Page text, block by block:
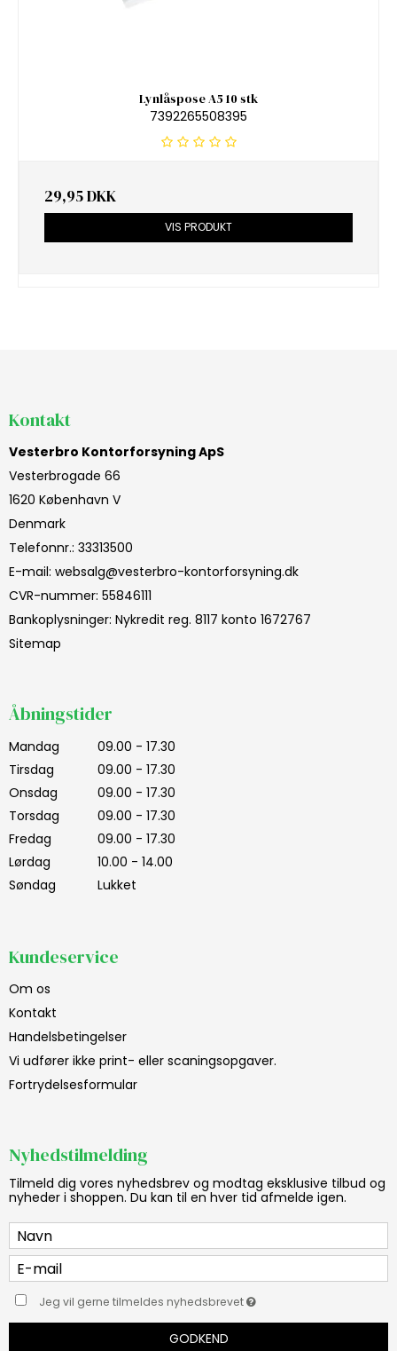
Lynlåspose A5 10 stk
7392265508395
29,95 DKK
VIS PRODUKT
Kontakt
Vesterbro Kontorforsyning ApS
Vesterbrogade 66
1620 København V
Denmark
Telefonnr.: 33313500
E-mail: websalg@vesterbro-kontorforsyning.dk
CVR-nummer: 55846111
Bankoplysninger: Nykredit reg. 8117 konto 1672767
Sitemap
Åbningstider
Mandag
09.00 - 17.30
Tirsdag
09.00 - 17.30
Onsdag
09.00 - 17.30
Torsdag
09.00 - 17.30
Fredag
09.00 - 17.30
Lørdag
10.00 - 14.00
Søndag
Lukket
Kundeservice
Om os
Kontakt
Handelsbetingelser
Vi udfører ikke print- eller scaningsopgaver.
Fortrydelsesformular
Nyhedstilmelding
Tilmeld dig vores nyhedsbrev og modtag eksklusive tilbud og
nyheder i shoppen. Du kan til en hver tid afmelde igen.
Jeg vil gerne tilmeldes nyhedsbrevet
GODKEND